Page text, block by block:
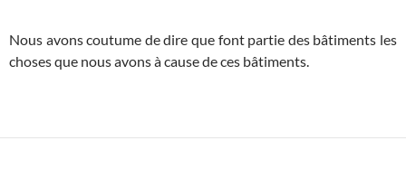
Nous avons coutume de dire que font partie des bâtiments les
choses que nous avons à cause de ces bâtiments.